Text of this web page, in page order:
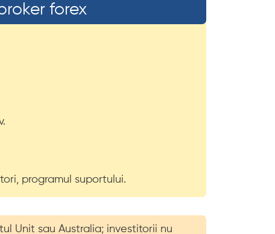
forex
programul suportului.
Unit sau Australia; investitorii nu